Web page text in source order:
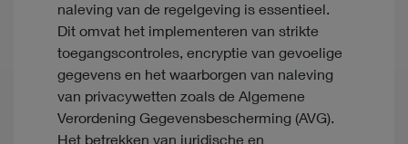
naleving van de regelgeving is essentieel.
Dit omvat het implementeren van strikte
toegangscontroles, encryptie van gevoelige
gegevens en het waarborgen van naleving
van privacywetten zoals de Algemene
Verordening Gegevensbescherming (AVG).
Het betrekken van juridische en